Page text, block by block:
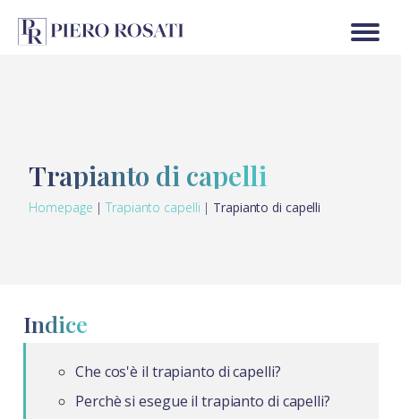
Trapianto di capelli
Homepage |Trapianto capelli | Trapianto di capelli
Indice
Che cos'è il trapianto di capelli?
Perchè si esegue il trapianto di capelli?